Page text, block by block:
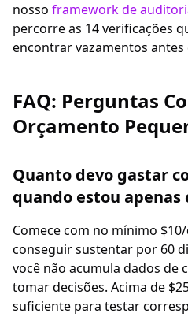
nosso framework de
percorre as 14 verificações
encontrar vazamentos
FAQ: Perguntas
Orçamento
Quanto devo gastar
quando estou apenas
Comece com no mínimo
conseguir sustentar por 60
você não acumula dados de
tomar decisões. Acima de
suficiente para testar